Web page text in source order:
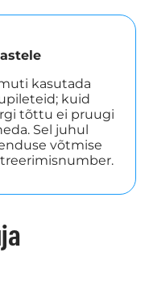
kasutada
kuid
tõttu ei pruugi
Sel juhul
võtmise